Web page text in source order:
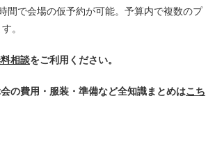
間で会場の仮予約が可能。予算内で複数のプ
。
相談をご利用ください。
の費用・服装・準備など全知識まとめはこち